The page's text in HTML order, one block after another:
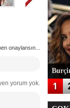
onaylansın...
yorum yok.